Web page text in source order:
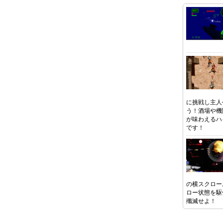
に挑戦し主
う！酒場や
が味わえる
です！
の横スクロ
ロー状態を
殲滅せよ！